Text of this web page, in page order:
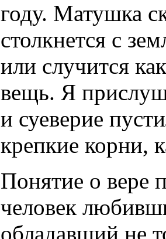
году. Матушка
столкнется с
или случится
вещь. Я
и суеверие
крепкие корни,
Понятие о вере
человек
обладавший не